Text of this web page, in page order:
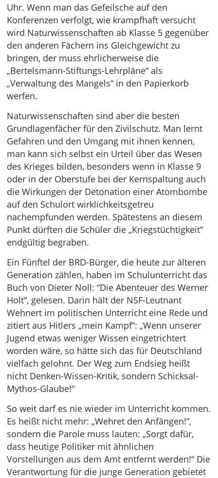
Uhr. Wenn man das Gefeilsche auf den
Konferenzen verfolgt, wie krampfhaft versucht
wird Naturwissenschaften ab Klasse 5 gegenüber
den anderen Fächern ins Gleichgewicht zu
bringen, der muss ehrlicherweise die
„Bertelsmann-Stiftungs-Lehrpläne“ als
„Verwaltung des Mangels“ in den Papierkorb
werfen.
Naturwissenschaften sind aber die besten
Grundlagenfächer für den Zivilschutz. Man lernt
Gefahren und den Umgang mit ihnen kennen,
man kann sich selbst ein Urteil über das Wesen
des Krieges bilden, besonders wenn in Klasse 9
oder in der Oberstufe bei der Kernspaltung auch
die Wirkungen der Detonation einer Atombombe
auf den Schulort wirklichkeitsgetreu
nachempfunden werden. Spätestens an diesem
Punkt dürften die Schüler die „Kriegstüchtigkeit“
endgültig begraben.
Ein Fünftel der BRD-Bürger, die heute zur älteren
Generation zählen, haben im Schulunterricht das
Buch von Dieter Noll: “Die Abenteuer des Werner
Holt“, gelesen. Darin hält der NSF-Leutnant
Wehnert im politischen Unterricht eine Rede und
zitiert aus Hitlers „mein Kampf”: „Wenn unserer
Jugend etwas weniger Wissen eingetrichtert
worden wäre, so hätte sich das für Deutschland
vielfach gelohnt. Der Weg zum Endsieg heißt
nicht Denken-Wissen-Kritik, sondern Schicksal-
Mythos-Glaube!“
So weit darf es nie wieder im Unterricht kommen.
Es heißt nicht mehr: „Wehret den Anfängen!“,
sondern die Parole muss lauten: „Sorgt dafür,
dass heutige Politiker mit ähnlichen
Vorstellungen aus dem Amt entfernt werden!“ Die
Verantwortung für die junge Generation gebietet